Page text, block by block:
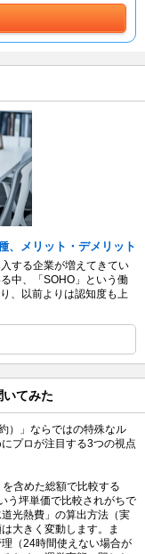
、メリット・デメリット
する企業が増えてきてい
中、「SOHO」という働
、以前よりは認知度も上
てみた
）」ならではの特殊なル
プロが注目する3つの視点
含めた総額で比較する
う坪単価で比較されがちで
光熱費」の算出方法（実
大きく変動します。ま
（24時間使えない場合が